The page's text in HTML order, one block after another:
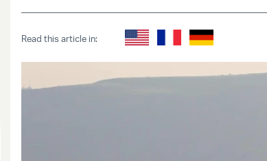
Read this article in: